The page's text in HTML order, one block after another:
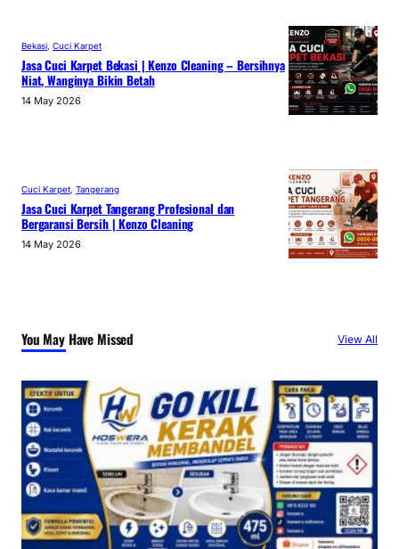
Bekasi Cuci Karpet
Jasa Cuci Karpet Bekasi | Kenzo Cleaning – Bersihnya
Niat, Wanginya Bikin Betah
14 May 2026
Cuci Karpet Tangerang
Jasa Cuci Karpet Tangerang Profesional dan
Bergaransi Bersih | Kenzo Cleaning
14 May 2026
You May Have Missed View All